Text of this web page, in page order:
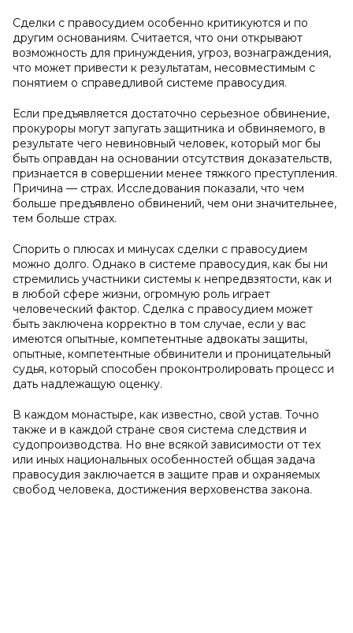
Сделки с правосудием особенно критикуются и по
другим основаниям. Считается, что они открывают
возможность для принуждения, угроз, вознаграждения,
что может привести к результатам, несовместимым с
понятием о справедливой системе правосудия.
Если предъявляется достаточно серьезное обвинение,
прокуроры могут запугать защитника и обвиняемого, в
результате чего невиновный человек, который мог бы
быть оправдан на основании отсутствия доказательств,
признается в совершении менее тяжкого преступления.
Причина — страх. Исследования показали, что чем
больше предъявлено обвинений, чем они значительнее,
тем больше страх.
Спорить о плюсах и минусах сделки с правосудием
можно долго. Однако в системе правосудия, как бы ни
стремились участники системы к непредвзятости, как и
в любой сфере жизни, огромную роль играет
человеческий фактор. Сделка с правосудием может
быть заключена корректно в том случае, если у вас
имеются опытные, компетентные адвокаты защиты,
опытные, компетентные обвинители и проницательный
судья, который способен проконтролировать процесс и
дать надлежащую оценку.
В каждом монастыре, как известно, свой устав. Точно
также и в каждой стране своя система следствия и
судопроизводства. Но вне всякой зависимости от тех
или иных национальных особенностей общая задача
правосудия заключается в защите прав и охраняемых
свобод человека, достижения верховенства закона.